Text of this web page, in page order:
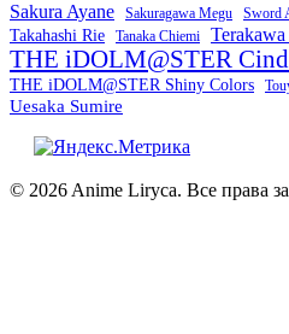
Sakura Ayane Sakuragawa Megu Sword
Takahashi Rie Tanaka Chiemi
THE iDOLM@STER
THE iDOLM@STER Shiny Colors
Uesaka Sumire
© 2026 Anime Liryca. Все права